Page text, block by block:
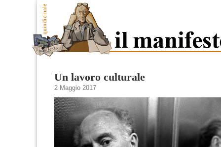
Un lavoro culturale
2 Maggio 2017